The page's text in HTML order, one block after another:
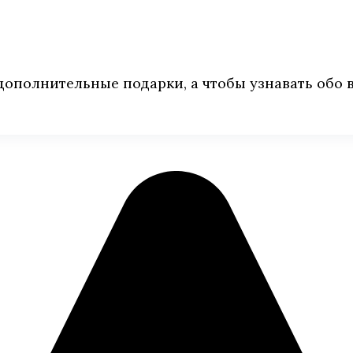
подарки, а чтобы узнавать обо